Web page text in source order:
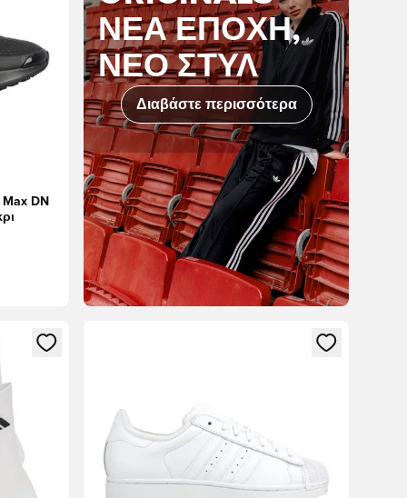
DN
ΝΈΑ ΕΠΟΧΉ,
ΝΈΟ ΣΤΥΛ
Διαβάστε περισσότερα
ή να εγγραφείτε ως μέλος
Ανοίγει ένα Modal για να συνδεθείτε ή να